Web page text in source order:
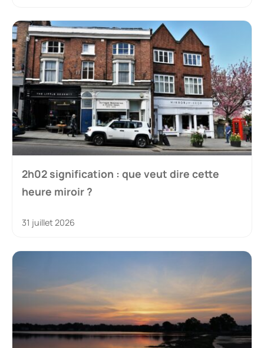
2h02 signification : que veut dire cette
heure miroir ?
31 juillet 2026